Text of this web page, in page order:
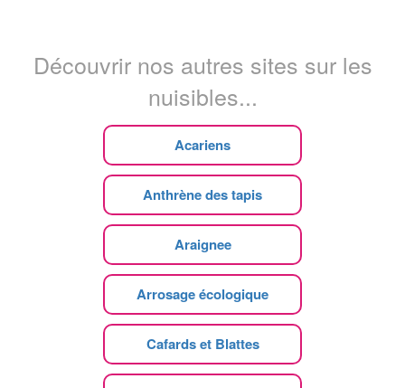
Découvrir nos autres sites sur les
nuisibles...
Acariens
Anthrène des tapis
Araignee
Arrosage écologique
Cafards et Blattes